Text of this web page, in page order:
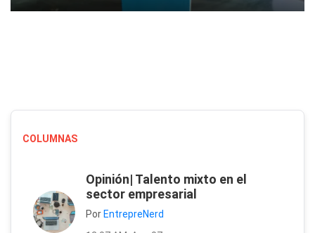
COLUMNAS
Opinión| Talento mixto en el
sector empresarial
PorEntrepreNerd